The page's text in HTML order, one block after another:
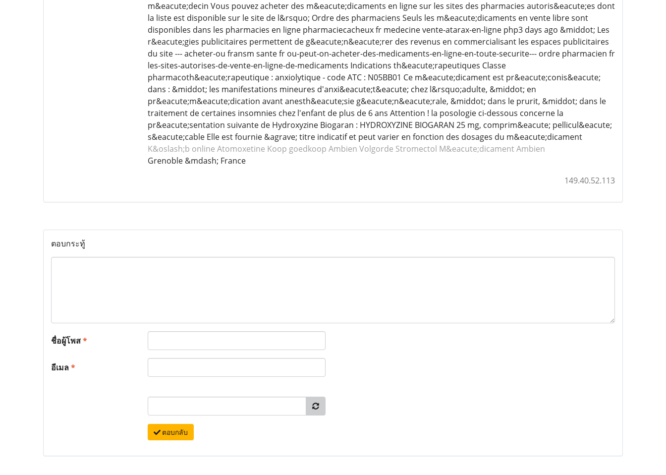
m&eacute;decin Vous pouvez acheter des m&eacute;dicaments en ligne sur les sites des pharmacies autoris&eacute;es dont
la liste est disponible sur le site de l&rsquo; Ordre des pharmaciens Seuls les m&eacute;dicaments en vente libre sont
disponibles dans les pharmacies en ligne pharmaciecacheux fr medecine vente-atarax-en-ligne php3 days ago &middot; Les
r&eacute;gies publicitaires permettent de g&eacute;n&eacute;rer des revenus en commercialisant les espaces publicitaires
du site --- acheter-ou fransm sante fr ou-peut-on-acheter-des-medicaments-en-ligne-en-toute-securite--- ordre pharmacien fr
les-sites-autorises-de-vente-en-ligne-de-medicaments Indications th&eacute;rapeutiques Classe
pharmacoth&eacute;rapeutique : anxiolytique - code ATC : N05BB01 Ce m&eacute;dicament est pr&eacute;conis&eacute;
dans : &middot; les manifestations mineures d'anxi&eacute;t&eacute; chez l&rsquo;adulte, &middot; en
pr&eacute;m&eacute;dication avant anesth&eacute;sie g&eacute;n&eacute;rale, &middot; dans le prurit, &middot; dans le
traitement de certaines insomnies chez l'enfant de plus de 6 ans Attention ! la posologie ci-dessous concerne la
pr&eacute;sentation suivante de Hydroxyzine Biogaran : HYDROXYZINE BIOGARAN 25 mg, comprim&eacute; pellicul&eacute;
s&eacute;cable Elle est fournie &agrave; titre indicatif et peut varier en fonction des dosages du m&eacute;dicament
K&oslash;b online Atomoxetine Koop goedkoop Ambien Volgorde Stromectol M&eacute;dicament Ambien
Grenoble &mdash; France
149.40.52.113
ตอบกระทู้
ชื่อผู้โพส*
อีเมล*
ตอบกลับ